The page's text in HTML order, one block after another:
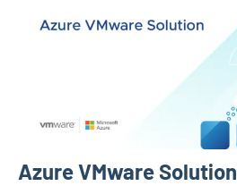
Azure VMware Solution